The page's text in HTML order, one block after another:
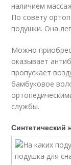
наличием
По совету
подушки. Она
Можно
оказывает
пропускает
бамбуковое
службы.
Синтетический